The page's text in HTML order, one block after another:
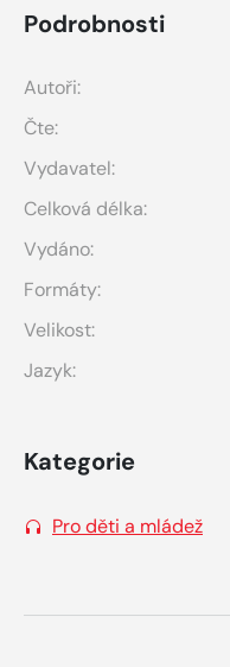
Podrobnosti
Autoři:
Čte:
Vydavatel:
Celková délka:
Vydáno:
Formáty:
Velikost:
Jazyk:
Kategorie
Pro děti a mládež